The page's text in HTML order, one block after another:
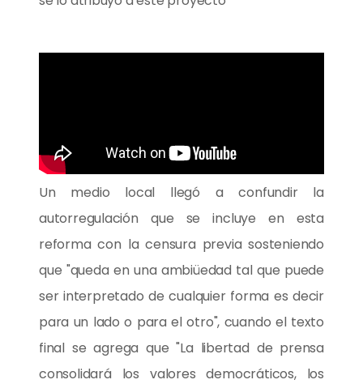
Un medio local llegó a confundir la
autorregulación que se incluye en esta
reforma con la censura previa sosteniendo
que "queda en una ambiüedad tal que puede
ser interpretado de cualquier forma es decir
para un lado o para el otro", cuando el texto
final se agrega que "La libertad de prensa
consolidará los valores democráticos, los